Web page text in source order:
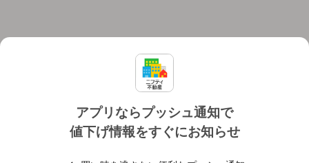
アプリならプッシュ通知で
値下げ情報をすぐにお知らせ
個人情報保護ポリシー 利用規約